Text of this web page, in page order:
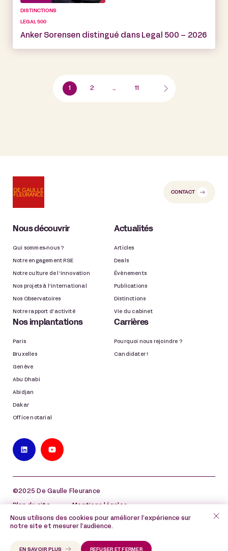
DISTINCTIONS
LEGAL 500
Anker Sorensen distingué dans Legal 500 – 2026
1 2 … 11
CONTACT
Nous découvrir
Qui sommes-nous ?
Notre engagement RSE
Notre culture de l’innovation
Nos projets à l’international
Nos Observatoires
Notre rapport d’activité
Actualités
Articles
Deals
Évènements
Publications
Distinctions
Vie du cabinet
Nos implantations
Paris
Bruxelles
Genève
Abu Dhabi
Abidjan
Dakar
Office notarial
Carrières
Pourquoi nous rejoindre ?
Candidater !
©2025 De Gaulle Fleurance
Plan du site Mentions légales
Politique de protection des données à caractère
personnel
Nous utilisons des cookies pour améliorer l’expérience sur
notre site et mesurer l’audience.
REFUSER ET FERMER
EN SAVOIR PLUS